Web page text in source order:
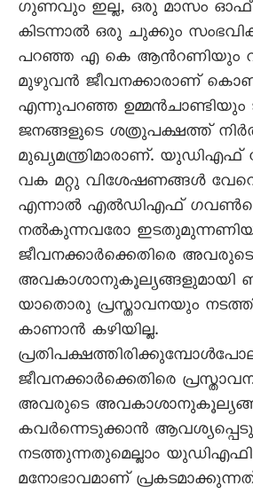
ഗുണവും ഇല്ല, ഒരു മാസം
കിടന്നാല്‍ ഒരു ചുക്കും
പറഞ്ഞ എ കെ ആന്‍റണിയും
മുഴുവന്‍ ജീവനക്കാരാണ്
എന്നുപറഞ്ഞ ഉമ്മന്‍ചാണ്ടിയും
ജനങ്ങളുടെ ശത്രുപക്ഷത്ത്
മുഖ്യമന്ത്രിമാരാണ്. യുഡിഎഫ്
വക മറ്റു വിശേഷണങ്ങള്‍
എന്നാല്‍ എൽഡിഎഫ്
നല്‍കുന്നവരോ
ജീവനക്കാര്‍ക്കെതിരെ അവരുടെ
അവകാശാനുകൂല്യങ്ങളുമായി
യാതൊരു പ്രസ്താവനയും
കാണാന്‍ കഴിയില്ല.
ജീവനക്കാര്‍ക്കെതിരെ
അവരുടെ
കവര്‍ന്നെടുക്കാന്‍
നടത്തുന്നതുമെല്ലാം
മനോഭാവമാണ്